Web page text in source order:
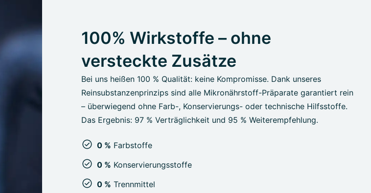
100% Wirkstoffe – ohne
versteckte Zusätze
Bei uns heißen 100 % Qualität: keine Kompromisse. Dank unseres
Reinsubstanzenprinzips sind alle Mikronährstoff-Präparate garantiert rein
– überwiegend ohne Farb-, Konservierungs- oder technische Hilfsstoffe.
Das Ergebnis: 97 % Verträglichkeit und 95 % Weiterempfehlung.
0 % Farbstoffe
0 % Konservierungsstoffe
0 % Trennmittel